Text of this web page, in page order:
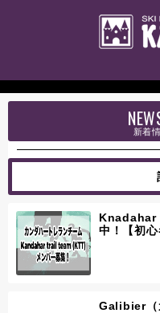
新着
セールのお知らせ
イベント情報
オンラインショップ
ニュース
Knadahar
中！【初心
Galibier（